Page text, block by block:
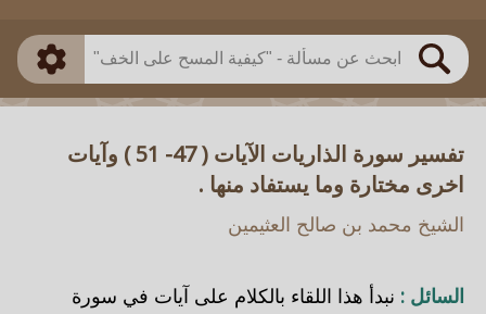
بحث
اللجنة الدائمة
تفسير سورة الذاريات الآيات ( 47- 51 ) وآيات
اخرى مختارة وما يستفاد منها .
الشيخ محمد بن صالح العثيمين
السائل : نبدأ هذا اللقاء بالكلام على آيات في سورة